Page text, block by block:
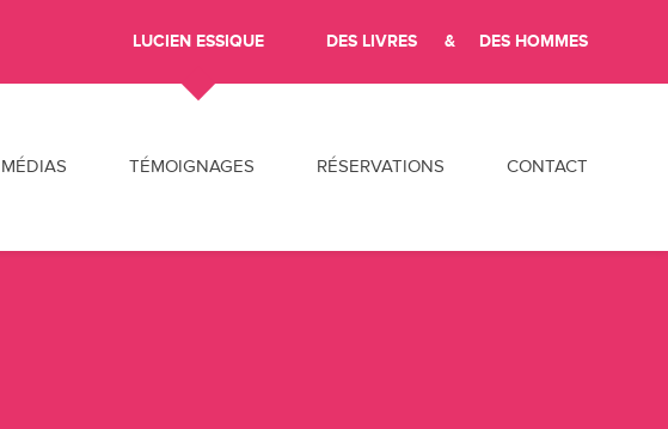
LUCIEN ESSIQUE DES LIVRES DES HOMMES
Aller au contenu
MÉDIAS TÉMOIGNAGES RÉSERVATIONS CONTACT